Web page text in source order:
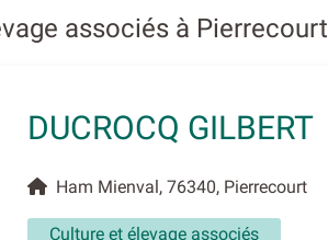
associés à Pierrecourt
DUCROCQ GILBERT
Ham Mienval, 76340, Pierrecourt
Culture et élevage associés